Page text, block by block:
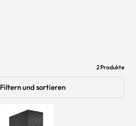
2 Produkte
Filtern und sortieren